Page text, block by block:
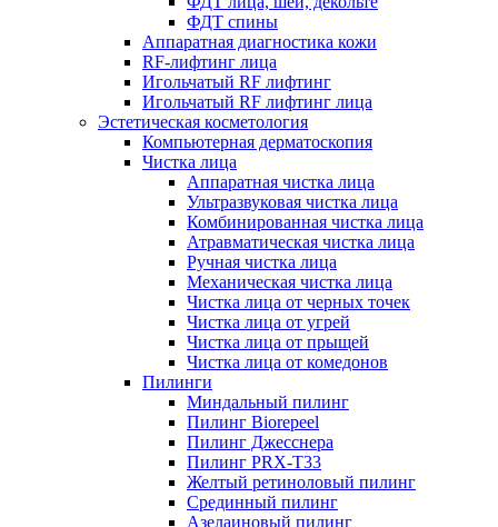
ФДТ спины
Аппаратная диагностика кожи
RF-лифтинг лица
Игольчатый RF лифтинг
Игольчатый RF лифтинг лица
Эстетическая косметология
Компьютерная дерматоскопия
Чистка лица
Аппаратная чистка лица
Ультразвуковая чистка лица
Комбинированная чистка лица
Атравматическая чистка лица
Ручная чистка лица
Механическая чистка лица
Чистка лица от черных точек
Чистка лица от угрей
Чистка лица от прыщей
Чистка лица от комедонов
Пилинги
Миндальный пилинг
Пилинг Biorepeel
Пилинг Джесснера
Пилинг PRX-T33
Желтый ретиноловый пилинг
Срединный пилинг
Азелаиновый пилинг